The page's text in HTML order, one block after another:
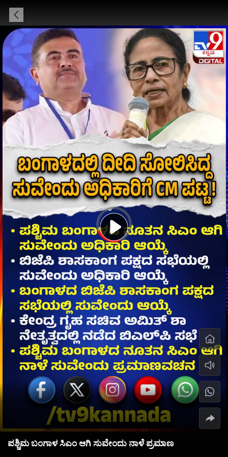
ಪಶ್ಚಿಮ ಬಂಗಾಳ ಸಿಎಂ ಆಗಿ ಸುವೇಂದು ನಾಳೆ ಪ್ರಮಾಣ